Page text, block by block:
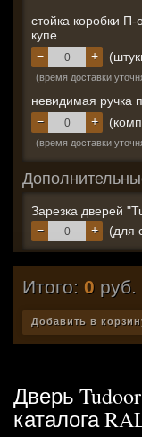
стойка коробки
купе
+
−
(время доставки
невидимая ручка
+
−
(время доставки
Зарезка дверей
+
− (для
Итого: 0 руб.
Добавить в
Дверь
каталога